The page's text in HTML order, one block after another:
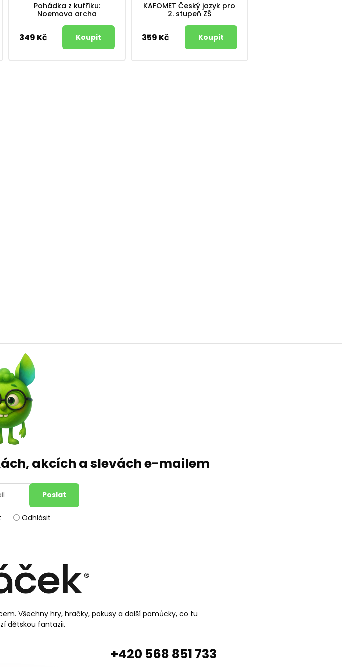
Pohádka z kufříku:
Noemova archa
349 Kč
KAFOMET Český jazyk pro
2. stupeň ZŠ
359 Kč
akcích a slevách e-mailem
Odhlásit
Všechny hry, hračky, pokusy a další pomůcky, co tu
dětskou fantazii.
+420 568 851 733